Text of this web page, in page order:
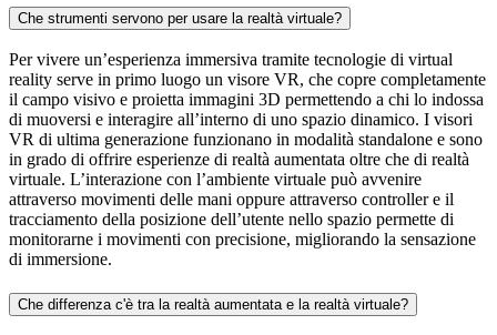
Che strumenti servono per usare la realtà virtuale?
Per vivere un’esperienza immersiva tramite tecnologie di virtual
reality serve in primo luogo un visore VR, che copre completamente
il campo visivo e proietta immagini 3D permettendo a chi lo indossa
di muoversi e interagire all’interno di uno spazio dinamico. I visori
VR di ultima generazione funzionano in modalità standalone e sono
in grado di offrire esperienze di realtà aumentata oltre che di realtà
virtuale. L’interazione con l’ambiente virtuale può avvenire
attraverso movimenti delle mani oppure attraverso controller e il
tracciamento della posizione dell’utente nello spazio permette di
monitorarne i movimenti con precisione, migliorando la sensazione
di immersione.
Che differenza c'è tra la realtà aumentata e la realtà virtuale?